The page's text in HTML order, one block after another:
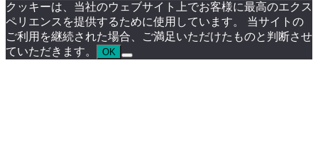
クッキーは、当社のウェブサイト上でお客様に最高のエクス
ペリエンスを提供するために使用しています。 当サイトの
ご利用を継続された場合、ご満足いただけたものと判断させ
ていただきます。
OK